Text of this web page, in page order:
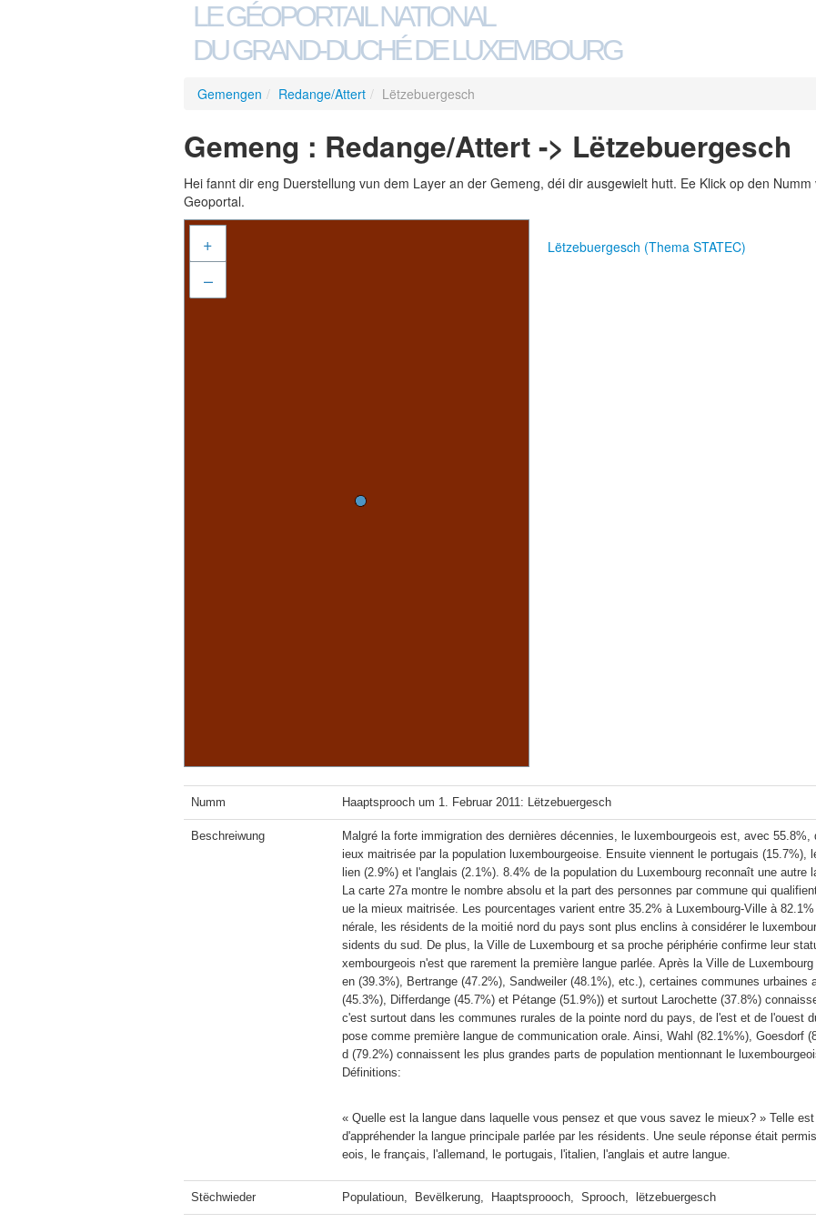
LE GÉOPORTAIL NATIONAL
DU GRAND-DUCHÉ DE LUXEMBOURG
Gemengen / Redange/Attert / Lëtzebuergesch
Gemeng : Redange/Attert -> Lëtzebuergesch
Hei fannt dir eng Duerstellung vun dem Layer an der Gemeng, déi dir ausgewielt hutt. Ee Klick op den
Geoportal.
+
–
Lëtzebuergesch (Thema STATEC)
Numm Haaptsprooch um 1. Februar 2011: Lëtzebuergesch
Beschreiwung
Malgré la forte immigration des dernières décennies, le luxembourgeois est, avec
ieux maitrisée par la population luxembourgeoise. Ensuite viennent le portugais (15.7%),
lien (2.9%) et l'anglais (2.1%). 8.4% de la population du Luxembourg reconnaît une autre
La carte 27a montre le nombre absolu et la part des personnes par commune qui
ue la mieux maitrisée. Les pourcentages varient entre 35.2% à Luxembourg-Ville à
nérale, les résidents de la moitié nord du pays sont plus enclins à considérer le
sidents du sud. De plus, la Ville de Luxembourg et sa proche périphérie confirme leur
xembourgeois n'est que rarement la première langue parlée. Après la Ville de
en (39.3%), Bertrange (47.2%), Sandweiler (48.1%), etc.), certaines communes
(45.3%), Differdange (45.7%) et Pétange (51.9%)) et surtout Larochette (37.8%)
c'est surtout dans les communes rurales de la pointe nord du pays, de l'est et de l'ouest
pose comme première langue de communication orale. Ainsi, Wahl (82.1%%), Goesdorf
Définitions:
« Quelle est la langue dans laquelle vous pensez et que vous savez le mieux? » Telle
d'appréhender la langue principale parlée par les résidents. Une seule réponse était
eois, le français, l'allemand, le portugais, l'italien, l'anglais et autre langue.
Stëchwieder Populatioun,  Bevëlkerung,  Haaptsproooch,  Sprooch,  lëtzebuergesch